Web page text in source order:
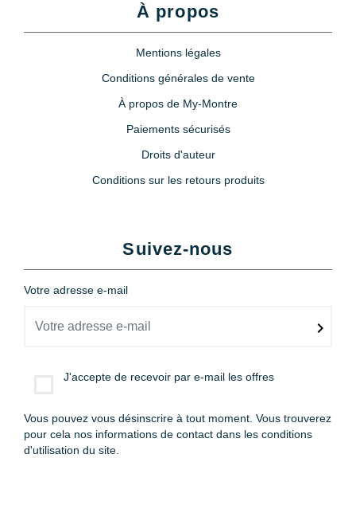
À propos
Mentions légales
Conditions générales de vente
À propos de My-Montre
Paiements sécurisés
Droits d'auteur
Conditions sur les retours produits
Suivez-nous
Votre adresse e-mail
J'accepte de recevoir par e-mail les offres
Vous pouvez vous désinscrire à tout moment. Vous trouverez
pour cela nos informations de contact dans les conditions
d'utilisation du site.